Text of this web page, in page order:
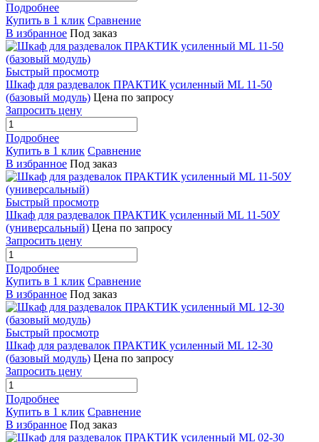
Подробнее
Купить в 1 клик Сравнение
В избранное Под заказ
Быстрый просмотр
Шкаф для раздевалок ПРАКТИК усиленный ML 11-50
(базовый модуль) Цена по запросу
Запросить цену
Подробнее
Купить в 1 клик Сравнение
В избранное Под заказ
Быстрый просмотр
Шкаф для раздевалок ПРАКТИК усиленный ML 11-50У
(универсальный) Цена по запросу
Запросить цену
Подробнее
Купить в 1 клик Сравнение
В избранное Под заказ
Быстрый просмотр
Шкаф для раздевалок ПРАКТИК усиленный ML 12-30
(базовый модуль) Цена по запросу
Запросить цену
Подробнее
Купить в 1 клик Сравнение
В избранное Под заказ